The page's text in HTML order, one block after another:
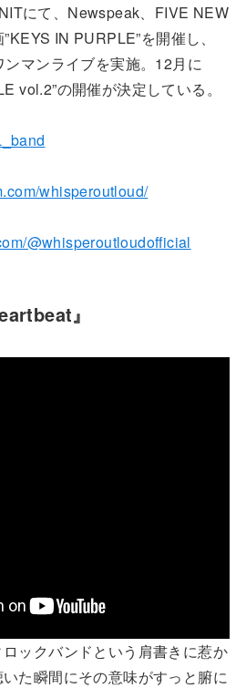
にて、Newspeak、FIVE NEW
IN PURPLE”を開催し、
マンライブを実施。12月に
vol.2”の開催が決定している。
whisperoutloud/
@whisperoutloudofficial
』
ックバンドという肩書きに惹か
た瞬間にその意味がすっと腑に